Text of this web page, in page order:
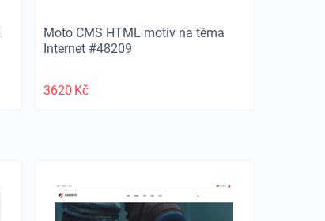
Moto CMS HTML motiv na téma
Internet #48209
3620 Kč